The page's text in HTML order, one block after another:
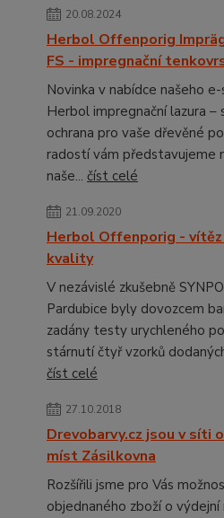
20.08.2024
Herbol Offenporig
FS - impregnační
Novinka v nabídce našeho e-
Herbol impregnační lazura –
ochrana pro vaše dřevěné
radostí vám představujeme
naše... číst celé
21.09.2020
Herbol Offenporig -
kvality
V nezávislé zkušebně
Pardubice byly dovozcem
zadány testy urychleného
stárnutí čtyř vzorků
číst celé
27.10.2018
Drevobarvy.cz jsou v síti
míst Zásilkovna
Rozšířili jsme pro Vás
objednaného zboží o výdejní